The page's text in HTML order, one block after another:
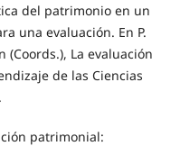
del patrimonio en un
una evaluación. En P.
(Coords.), La evaluación
de las Ciencias
patrimonial: